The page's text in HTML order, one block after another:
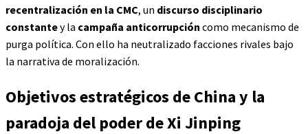
recentralización en la CMC, un discurso disciplinario
constantey la campaña anticorrupción como mecanismo de
purga política. Con ello ha neutralizado facciones rivales bajo
la narrativa de moralización.
Objetivos estratégicos de China y la
paradoja del poder de Xi Jinping